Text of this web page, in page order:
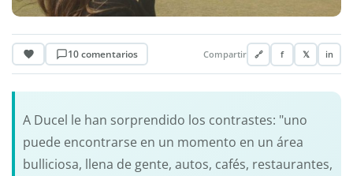
10 comentarios Compartir 🔗 f 𝕏 in
A Ducel le han sorprendido los contrastes: "uno
puede encontrarse en un momento en un área
bulliciosa, llena de gente, autos, cafés, restaurantes,